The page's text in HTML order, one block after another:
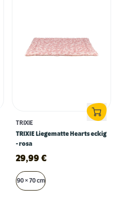
TRIXIE
TRIXIE Liegematte Hearts eckig
- rosa
29,99 €
90 × 70 cm